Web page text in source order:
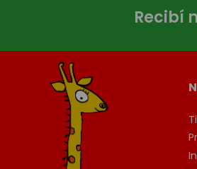
Recibí